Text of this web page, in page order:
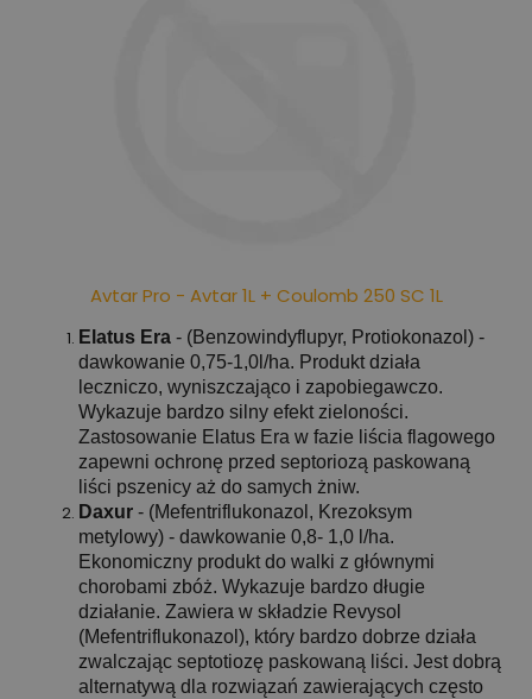
Avtar Pro - Avtar 1L + Coulomb 250 SC 1L
Elatus Era - (Benzowindyflupyr, Protiokonazol) -
dawkowanie 0,75-1,0l/ha. Produkt działa
leczniczo, wyniszczająco i zapobiegawczo.
Wykazuje bardzo silny efekt zieloności.
Zastosowanie Elatus Era w fazie liścia flagowego
zapewni ochronę przed septoriozą paskowaną
liści pszenicy aż do samych żniw.
Daxur - (Mefentriflukonazol, Krezoksym
metylowy) - dawkowanie 0,8- 1,0 l/ha.
Ekonomiczny produkt do walki z głównymi
chorobami zbóż. Wykazuje bardzo długie
działanie. Zawiera w składzie Revysol
(Mefentriflukonazol), który bardzo dobrze działa
zwalczając septotiozę paskowaną liści. Jest dobrą
alternatywą dla rozwiązań zawierających często